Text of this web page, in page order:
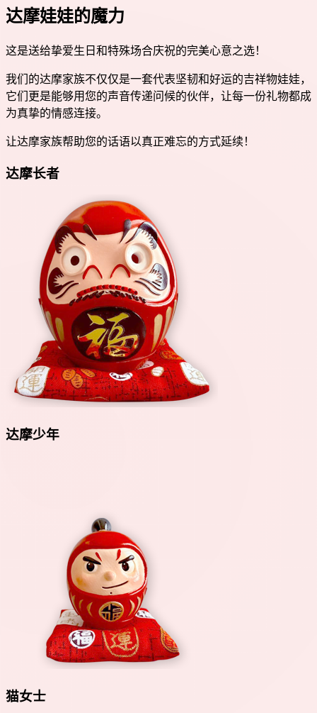
达摩娃娃的魔力
这是送给挚爱生日和特殊场合庆祝的完美心意之选！
我们的达摩家族不仅仅是一套代表坚韧和好运的吉祥物娃娃，
它们更是能够用您的声音传递问候的伙伴，让每一份礼物都成
为真挚的情感连接。
让达摩家族帮助您的话语以真正难忘的方式延续！
达摩长者
达摩少年
猫女士